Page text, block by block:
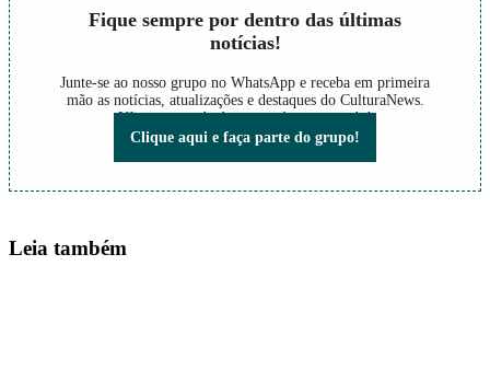
Fique sempre por dentro das últimas
notícias!
Junte-se ao nosso grupo no WhatsApp e receba em primeira
mão as notícias, atualizações e destaques do CulturaNews.
Não perca nada do que está acontecendo!
Clique aqui e faça parte do grupo!
Leia também